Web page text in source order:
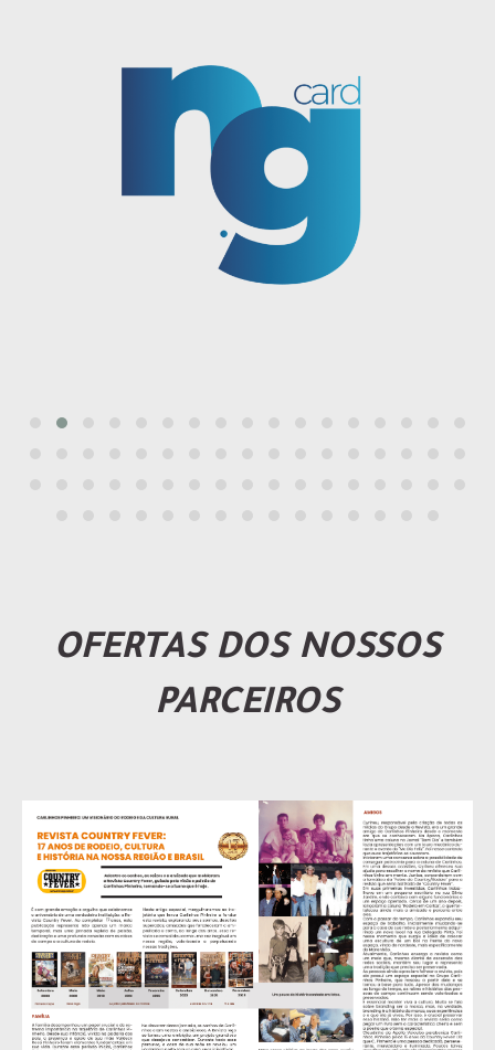
OFERTAS DOS NOSSOS
PARCEIROS